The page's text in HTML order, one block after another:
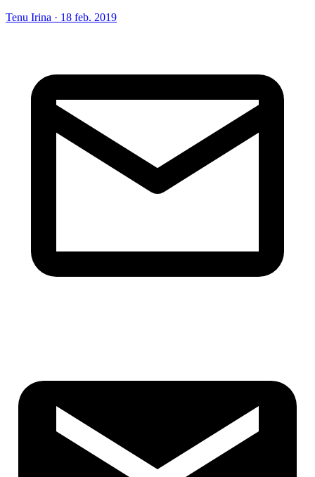
Tenu Irina · 18 feb. 2019